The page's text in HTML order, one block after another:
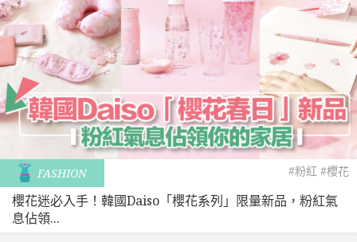
FASHION #粉紅 #櫻花
櫻花迷必入手！韓國Daiso「櫻花系列」限量新品，粉紅氣
息佔領...